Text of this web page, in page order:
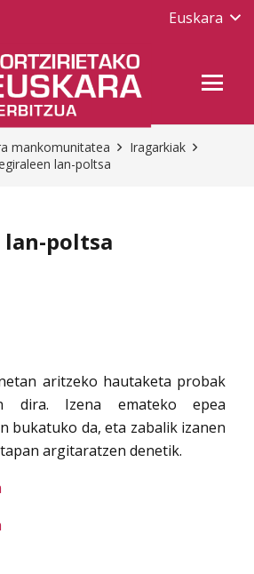
Euskara
mankomunitatea
Iragarkiak
lan-poltsa
lan-poltsa
aritzeko hautaketa probak
dira. Izena emateko epea
bukatuko da, eta zabalik izanen
argitaratzen denetik.